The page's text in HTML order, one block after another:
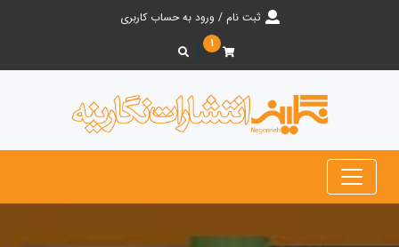
ثبت نام / ورود به حساب کاربری
۱